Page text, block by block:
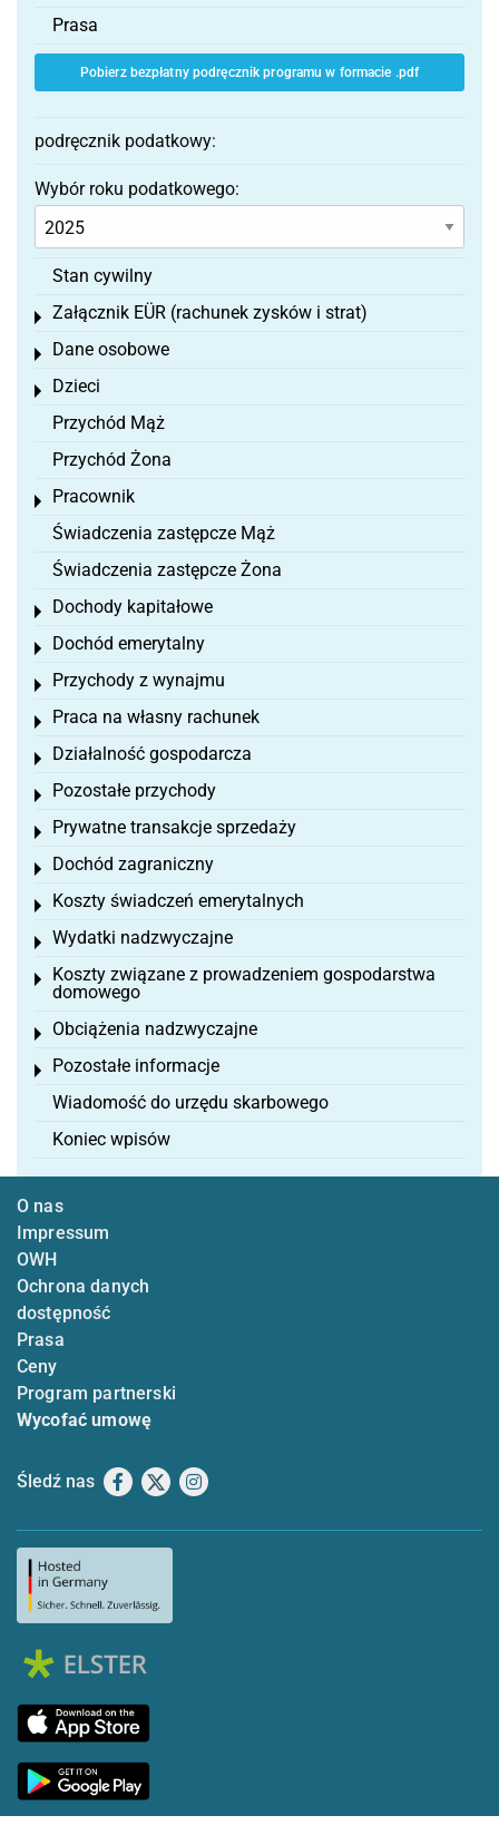
Prasa
Pobierz bezpłatny podręcznik programu w formacie .pdf
podręcznik podatkowy:
Wybór roku podatkowego:
Stan cywilny
Załącznik EÜR (rachunek zysków i strat)
Toggle menu
Dane osobowe
Toggle menu
Dzieci
Toggle menu
Przychód Mąż
Przychód Żona
Pracownik
Toggle menu
Świadczenia zastępcze Mąż
Świadczenia zastępcze Żona
Dochody kapitałowe
Toggle menu
Dochód emerytalny
Toggle menu
Przychody z wynajmu
Toggle menu
Praca na własny rachunek
Toggle menu
Działalność gospodarcza
Toggle menu
Pozostałe przychody
Toggle menu
Prywatne transakcje sprzedaży
Toggle menu
Dochód zagraniczny
Toggle menu
Koszty świadczeń emerytalnych
Toggle menu
Wydatki nadzwyczajne
Toggle menu
Koszty związane z prowadzeniem gospodarstwa
domowego
Toggle menu
Obciążenia nadzwyczajne
Toggle menu
Pozostałe informacje
Toggle menu
Wiadomość do urzędu skarbowego
Koniec wpisów
O nas
Impressum
OWH
Ochrona danych
dostępność
Prasa
Ceny
Program partnerski
Wycofać umowę
Śledź nas Facebook
X Instagram